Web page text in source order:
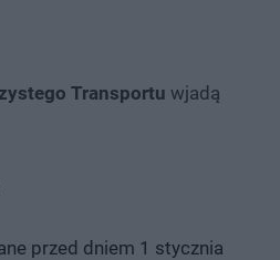
Transportu wjadą
przed dniem 1 stycznia